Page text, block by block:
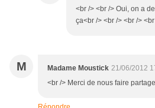
<br /> <br /> Oui, on a
ça<br /> <br /> <br />
M Madame Moustick 21/06/2012
<br /> Merci de nous faire